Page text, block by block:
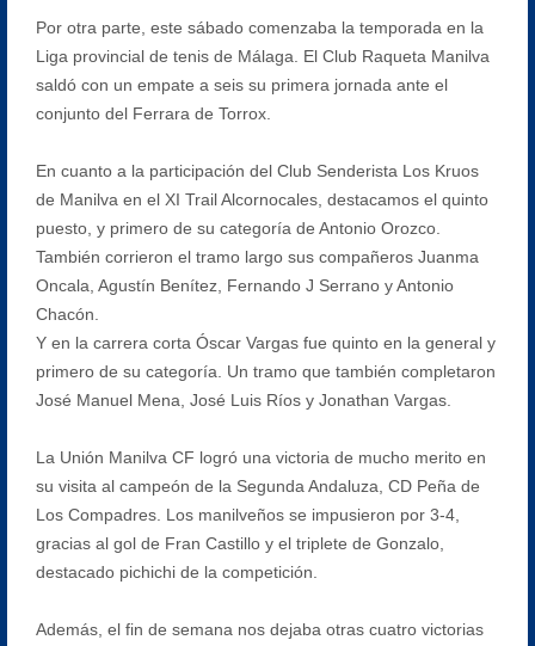
Por otra parte, este sábado comenzaba la temporada en la
Liga provincial de tenis de Málaga. El Club Raqueta Manilva
saldó con un empate a seis su primera jornada ante el
conjunto del Ferrara de Torrox.
En cuanto a la participación del Club Senderista Los Kruos
de Manilva en el XI Trail Alcornocales, destacamos el quinto
puesto, y primero de su categoría de Antonio Orozco.
También corrieron el tramo largo sus compañeros Juanma
Oncala, Agustín Benítez, Fernando J Serrano y Antonio
Chacón.
Y en la carrera corta Óscar Vargas fue quinto en la general y
primero de su categoría. Un tramo que también completaron
José Manuel Mena, José Luis Ríos y Jonathan Vargas.
La Unión Manilva CF logró una victoria de mucho merito en
su visita al campeón de la Segunda Andaluza, CD Peña de
Los Compadres. Los manilveños se impusieron por 3-4,
gracias al gol de Fran Castillo y el triplete de Gonzalo,
destacado pichichi de la competición.
Además, el fin de semana nos dejaba otras cuatro victorias